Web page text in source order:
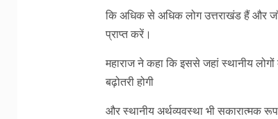
कि अधिक से अधिक लोग उत्तराखंड हैं और
प्राप्त करें।
महाराज ने कहा कि इससे जहां स्थानीय
बढ़ोतरी होगी
और स्थानीय अर्थव्यवस्था भी सकारात्मक